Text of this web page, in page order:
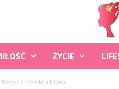
ŻYCIE
+ Instrukcja I Cena